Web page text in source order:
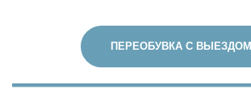
ПЕРЕОБУВКА С ВЫЕЗДОМ